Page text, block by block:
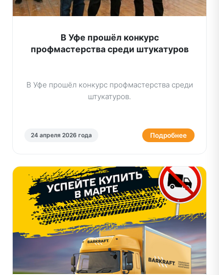
В Уфе прошёл конкурс
профмастерства среди штукатуров
В Уфе прошёл конкурс профмастерства среди
штукатуров.
24 апреля 2026 года Подробнее